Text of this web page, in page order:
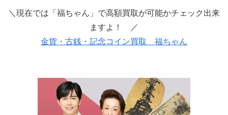
＼現在では「福ちゃん」で高額買取が可能かチェック出来
ますよ！ ／
金貨・古銭・記念コイン買取 福ちゃん